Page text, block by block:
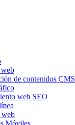
de contenidos CMS
web SEO
web
Móviles